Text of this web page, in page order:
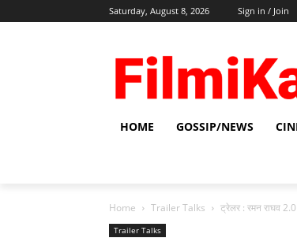
Saturday, August 8, 2026 Sign in / Join
HOME GOSSIP/NEWS
Home Trailer Talks ट्रेलर : रमन राघव
Trailer Talks